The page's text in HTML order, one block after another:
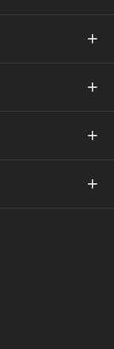



